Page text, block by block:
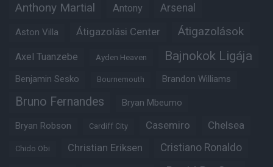
Anthony Martial Antony Arsenal
Aston Villa Átigazolási Center Átigazolások
Axel Tuanzebe Ayden Heaven Bajnokok Ligája
Benjamin Sesko Bournemouth Brandon Williams
Bruno Fernandes Bryan Mbeumo
Bryan Robson Cardiff City Casemiro Chelsea
Chido Obi Christian Eriksen Cristiano Ronaldo